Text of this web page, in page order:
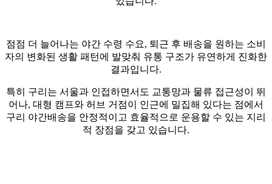
점점 더 늘어나는 야간 수령 수요, 퇴근 후 배송을 원하는 소비
자의 변화된 생활 패턴에 발맞춰 유통 구조가 유연하게 진화한
결과입니다.
특히 구리는 서울과 인접하면서도 교통망과 물류 접근성이 뛰
어나, 대형 캠프와 허브 거점이 인근에 밀집해 있다는 점에서
구리 야간배송을 안정적이고 효율적으로 운용할 수 있는 지리
적 장점을 갖고 있습니다.